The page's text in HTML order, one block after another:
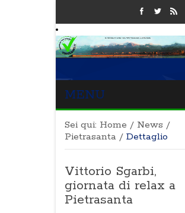
MENU
Sei qui: Home / News /
Pietrasanta / Dettaglio
Vittorio Sgarbi,
giornata di relax a
Pietrasanta